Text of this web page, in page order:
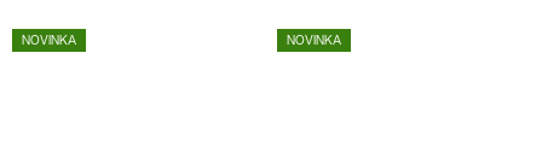
NOVINKA NOVINKA